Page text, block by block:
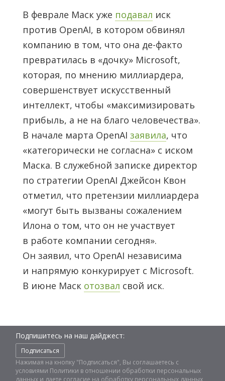
В феврале Маск уже подавал иск
против OpenAI, в котором обвинял
компанию в том, что она де-факто
превратилась в «дочку» Microsoft,
которая, по мнению миллиардера,
совершенствует искусственный
интеллект, чтобы «максимизировать
прибыль, а не на благо человечества».
В начале марта OpenAI заявила, что
«категорически не согласна» с иском
Маска. В служебной записке директор
по стратегии OpenAI Джейсон Квон
отметил, что претензии миллиардера
«могут быть вызваны сожалением
Илона о том, что он не участвует
в работе компании сегодня».
Он заявил, что OpenAI независима
и напрямую конкурирует с Microsoft.
В июне Маск отозвал свой иск.
Подпишитесь на наш дайджест:
Подписаться
Нажимая на кнопку "Подписаться", Вы соглашаетесь с
условиями Политики в отношении обработки персональных
данных и даете согласие на обработку персональных данных